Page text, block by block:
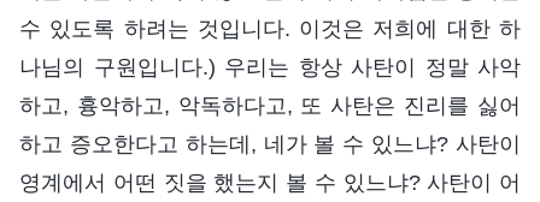
수 있도록 하려는 것입니다. 이것은 저희에 대한 하
나님의 구원입니다.) 우리는 항상 사탄이 정말 사악
하고, 흉악하고, 악독하다고, 또 사탄은 진리를 싫어
하고 증오한다고 하는데, 네가 볼 수 있느냐? 사탄이
영계에서 어떤 짓을 했는지 볼 수 있느냐? 사탄이 어